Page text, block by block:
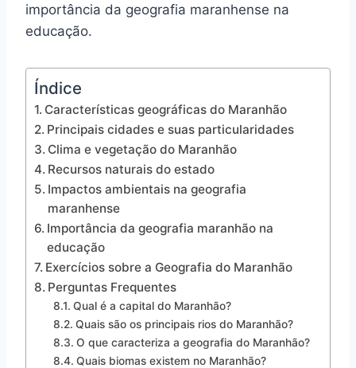
importância da geografia maranhense na
educação.
Índice
Características geográficas do Maranhão
Principais cidades e suas particularidades
Clima e vegetação do Maranhão
Recursos naturais do estado
Impactos ambientais na geografia
maranhense
Importância da geografia maranhão na
educação
Exercícios sobre a Geografia do Maranhão
Perguntas Frequentes
Qual é a capital do Maranhão?
Quais são os principais rios do Maranhão?
O que caracteriza a geografia do Maranhão?
Quais biomas existem no Maranhão?